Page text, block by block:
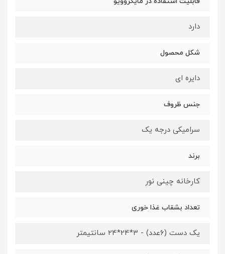
دارد
شکل محصول
دایره ای
جنس ظروف
سرامیکی درجه یک
برند
کارخانه چینی نور
تعداد بشقاب غذا خوری
یک دست (6عدد) - 3*24*24 سانتیمتر